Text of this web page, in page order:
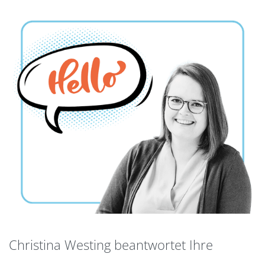
Christina Westing beantwortet Ihre